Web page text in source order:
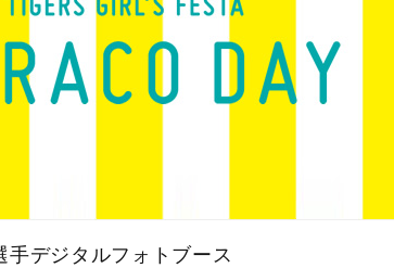
デジタルフォトブース